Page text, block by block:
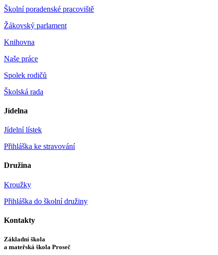
Školní poradenské pracoviště
Žákovský parlament
Knihovna
Naše práce
Spolek rodičů
Školská rada
Jídelna
Jídelní lístek
Přihláška ke stravování
Družina
Kroužky
Přihláška do školní družiny
Kontakty
Základní škola
a mateřská škola Proseč